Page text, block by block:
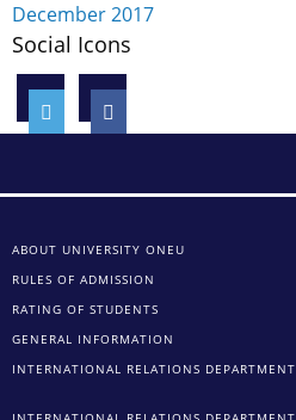
December 2017
Social Icons
ABOUT UNIVERSITY ONEU
RULES OF ADMISSION
RATING OF STUDENTS
GENERAL INFORMATION
INTERNATIONAL RELATIONS DEPARTMENT